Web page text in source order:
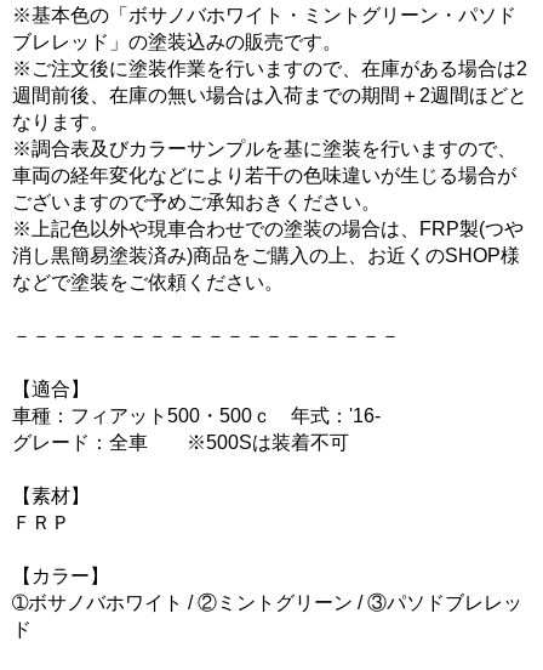
※基本色の「ボサノバホワイト・ミントグリーン・パソド
ブレレッド」の塗装込みの販売です。
※ご注文後に塗装作業を行いますので、在庫がある場合は2
週間前後、在庫の無い場合は入荷までの期間＋2週間ほどと
なります。
※調合表及びカラーサンプルを基に塗装を行いますので、
車両の経年変化などにより若干の色味違いが生じる場合が
ございますので予めご承知おきください。
※上記色以外や現車合わせでの塗装の場合は、FRP製(つや
消し黒簡易塗装済み)商品をご購入の上、お近くのSHOP様
などで塗装をご依頼ください。
－－－－－－－－－－－－－－－－－－－－
【適合】
車種：フィアット500・500ｃ 年式：'16-
グレード：全車 ※500Sは装着不可
【素材】
ＦＲＰ
【カラー】
➀ボサノバホワイト / ②ミントグリーン / ③パソドブレレッ
ド